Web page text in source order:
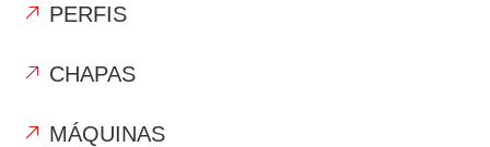
PERFIS
CHAPAS
MÁQUINAS